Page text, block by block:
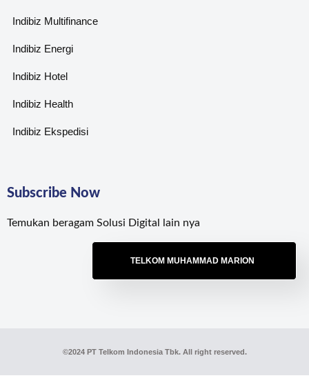
Indibiz Multifinance
Indibiz Energi
Indibiz Hotel
Indibiz Health
Indibiz Ekspedisi
Subscribe Now
Temukan beragam Solusi Digital lain nya
TELKOM MUHAMMAD MARION
©2024 PT Telkom Indonesia Tbk. All right reserved.